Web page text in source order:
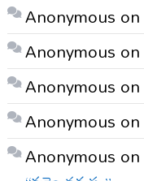
Anonymous on
Anonymous on
Anonymous on
Anonymous on
Anonymous on